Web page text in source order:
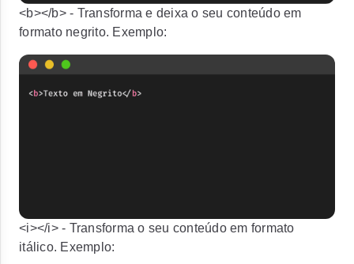
<b></b>- Transforma e deixa o seu conteúdo em
formato negrito. Exemplo:
<i></i>- Transforma o seu conteúdo em formato
itálico. Exemplo: